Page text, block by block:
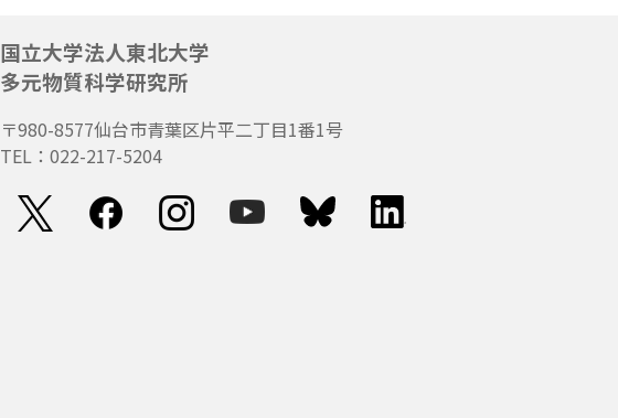
国立大学法人東北大学
多元物質科学研究所
〒980-8577仙台市青葉区片平二丁目1番1号
TEL：022-217-5204